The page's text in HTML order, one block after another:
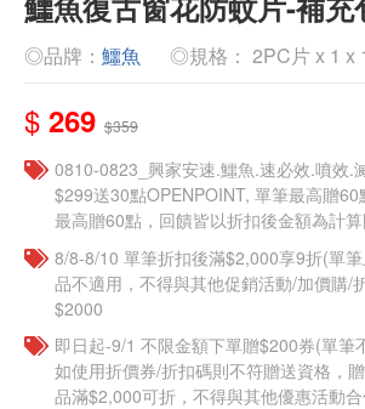
◎品牌： 鱷魚 ◎規格： 2PC片 x 1 x
$ 269 $359
0810-0823_興家安速.鱷魚.速必效.噴效.
$299送30點OPENPOINT, 單筆最高贈
最高贈60點，回饋皆以折扣後金額為計
8/8-8/10 單筆折扣後滿$2,000享9折(單
品不適用，不得與其他促銷活動/加價購/
$2000
即日起-9/1 不限金額下單贈$200券(單筆
如使用折價券/折扣碼則不符贈送資格，
品滿$2,000可折，不得與其他優惠活動